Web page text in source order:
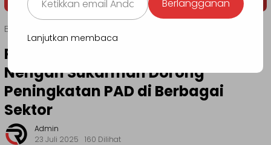
Beranda
Politisi Partai Golkar Bolmong I
Nengah Sukarman Dorong
Peningkatan PAD di Berbagai
Sektor
Admin
23 Juli 2025
160 Dilihat
email
Anda...
Berlangganan
Lanjutkan membaca